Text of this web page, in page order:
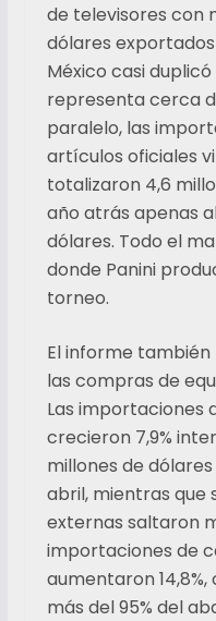
de televisores con
dólares
México casi
representa cerca
paralelo, las
artículos oficiales
totalizaron 4,6
año atrás apenas
dólares. Todo el
donde Panini
torneo.
El informe
las compras de
Las importaciones
crecieron 7,9%
millones de
abril, mientras que
externas saltaron
importaciones de
aumentaron
más del 95% del